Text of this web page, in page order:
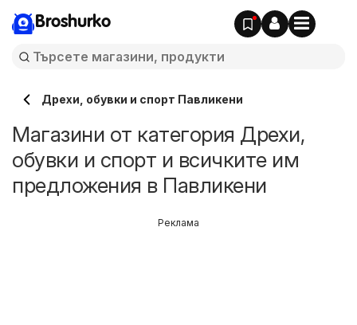
Broshurko
Дрехи, обувки и спорт Павликени
Магазини от категория Дрехи,
обувки и спорт и всичките им
предложения в Павликени
Реклама